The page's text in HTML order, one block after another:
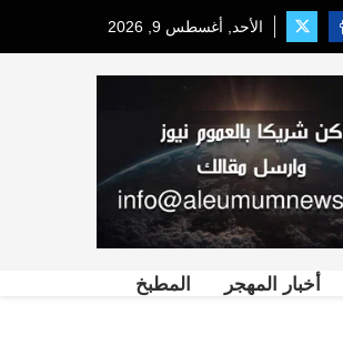
الأحد, أغسطس 9, 2026
أخبار المهجر المطبخ